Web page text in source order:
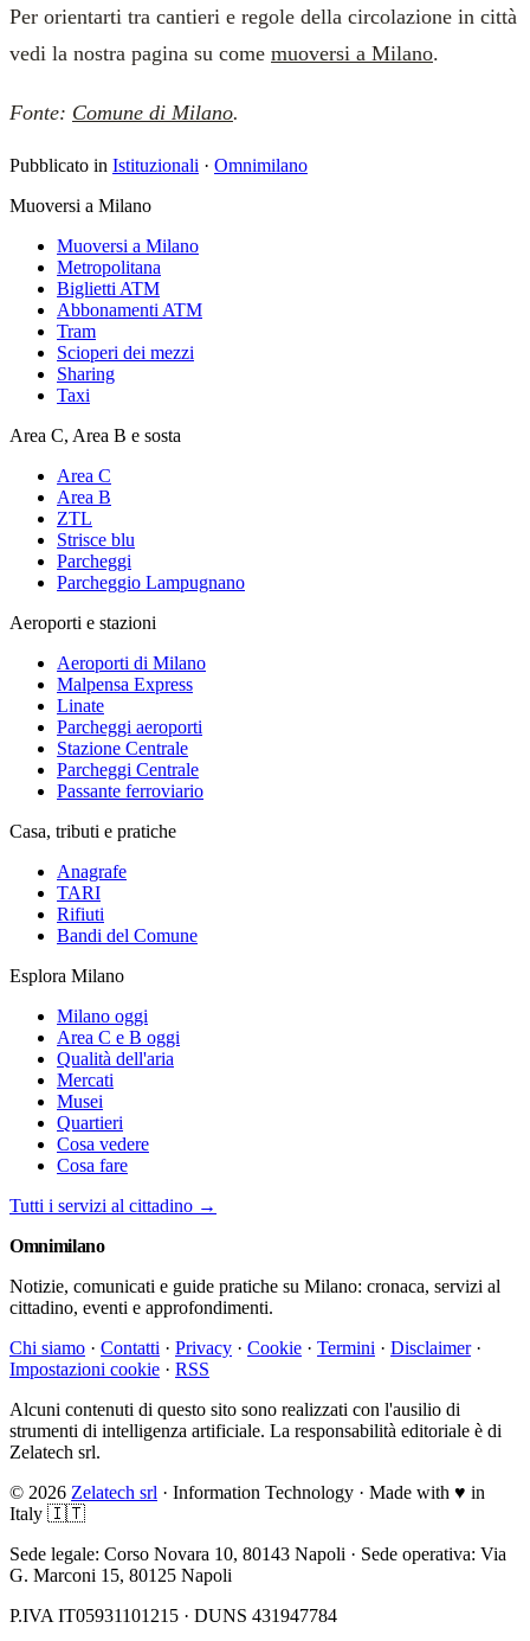
Per orientarti tra cantieri e regole della circolazione in città
vedi la nostra pagina su come muoversi a Milano.
Fonte: Comune di Milano.
Pubblicato in Istituzionali · Omnimilano
Muoversi a Milano
Muoversi a Milano
Metropolitana
Biglietti ATM
Abbonamenti ATM
Tram
Scioperi dei mezzi
Sharing
Taxi
Area C, Area B e sosta
Area C
Area B
ZTL
Strisce blu
Parcheggi
Parcheggio Lampugnano
Aeroporti e stazioni
Aeroporti di Milano
Malpensa Express
Linate
Parcheggi aeroporti
Stazione Centrale
Parcheggi Centrale
Passante ferroviario
Casa, tributi e pratiche
Anagrafe
TARI
Rifiuti
Bandi del Comune
Esplora Milano
Milano oggi
Area C e B oggi
Qualità dell'aria
Mercati
Musei
Quartieri
Cosa vedere
Cosa fare
Tutti i servizi al cittadino →
Omnimilano
Notizie, comunicati e guide pratiche su Milano: cronaca, servizi al
cittadino, eventi e approfondimenti.
Chi siamo · Contatti · Privacy · Cookie · Termini · Disclaimer ·
Impostazioni cookie · RSS
Alcuni contenuti di questo sito sono realizzati con l'ausilio di
strumenti di intelligenza artificiale. La responsabilità editoriale è di
Zelatech srl.
© 2026 Zelatech srl · Information Technology · Made with ♥ in
Italy 🇮🇹
Sede legale: Corso Novara 10, 80143 Napoli · Sede operativa: Via
G. Marconi 15, 80125 Napoli
P.IVA IT05931101215 · DUNS 431947784